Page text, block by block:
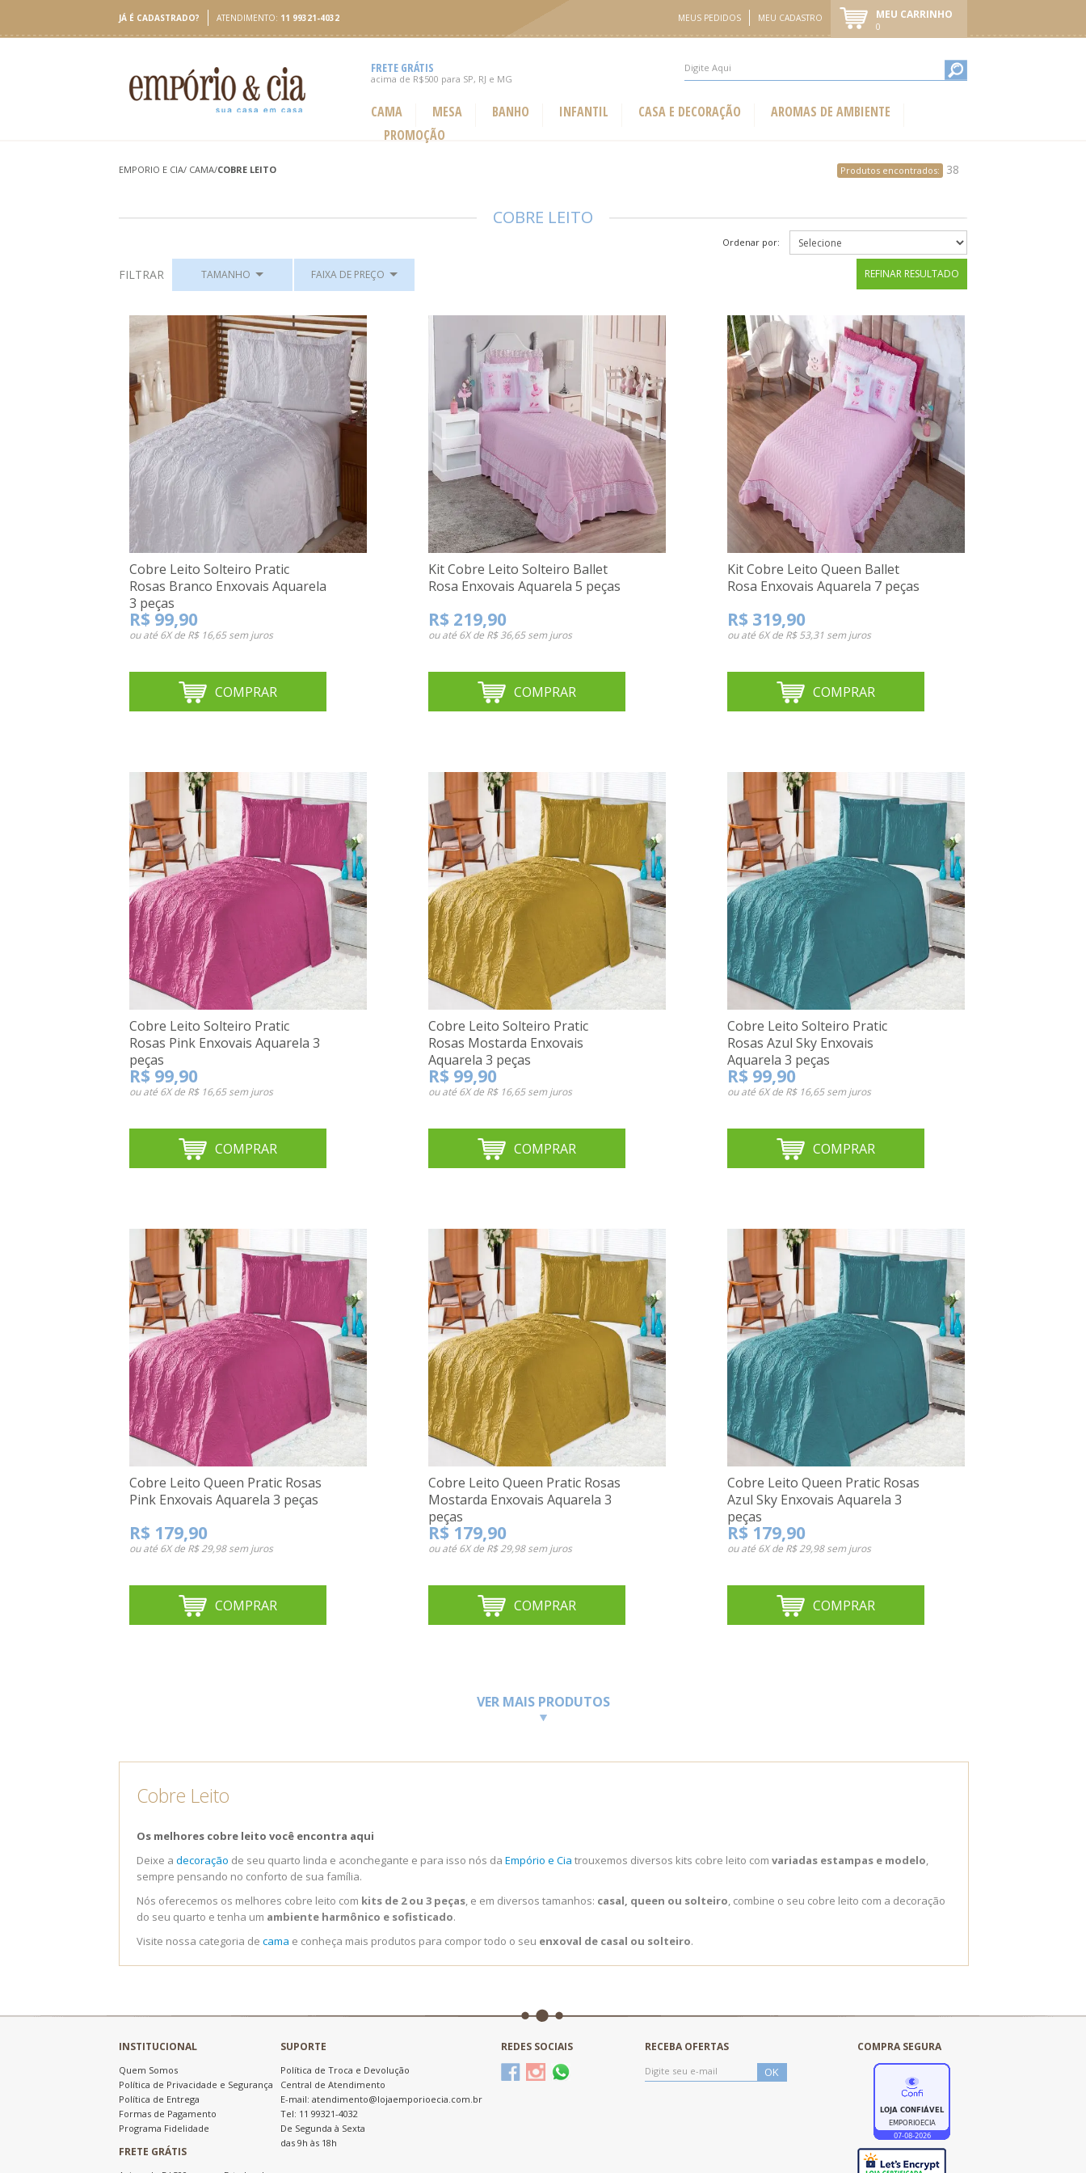
JÁ É CADASTRADO? ATENDIMENTO: 11 99321-4032 MEUS PEDIDOS MEU CADASTRO MEU CARRINHO
0
FRETE GRÁTIS
acima de R$500 para SP, RJ e MG
CAMA MESA BANHO INFANTIL CASA E DECORAÇÃO
AROMAS DE AMBIENTE
PROMOÇÃO
EMPORIO E CIA/ CAMA/COBRE LEITO
COBRE LEITO
FILTRAR REFINAR RESULTADO
TAMANHO FAIXA DE PREÇO
Produtos encontrados: 38
Ordenar por:
Cobre Leito Solteiro Pratic
Rosas Branco Enxovais Aquarela
3 peças
R$ 99,90
ou até 6X de R$ 16,65sem juros
COMPRAR
Kit Cobre Leito Solteiro Ballet
Rosa Enxovais Aquarela 5 peças
R$ 219,90
ou até 6X de R$ 36,65sem juros
COMPRAR
Kit Cobre Leito Queen Ballet
Rosa Enxovais Aquarela 7 peças
R$ 319,90
ou até 6X de R$ 53,31 sem juros
COMPRAR
Cobre Leito Solteiro Pratic
Rosas Pink Enxovais Aquarela 3
peças
R$ 99,90
ou até 6X de R$ 16,65sem juros
COMPRAR
Cobre Leito Solteiro Pratic
Rosas Mostarda Enxovais
Aquarela 3 peças
R$ 99,90
ou até 6X de R$ 16,65sem juros
COMPRAR
Cobre Leito Solteiro Pratic
Rosas Azul Sky Enxovais
Aquarela 3 peças
R$ 99,90
ou até 6X de R$ 16,65sem juros
COMPRAR
Cobre Leito Queen Pratic Rosas
Pink Enxovais Aquarela 3 peças
R$ 179,90
ou até 6X de R$ 29,98sem juros
COMPRAR
Cobre Leito Queen Pratic Rosas
Mostarda Enxovais Aquarela 3
peças
R$ 179,90
ou até 6X de R$ 29,98sem juros
COMPRAR
Cobre Leito Queen Pratic Rosas
Azul Sky Enxovais Aquarela 3
peças
R$ 179,90
ou até 6X de R$ 29,98sem juros
COMPRAR
VER MAIS PRODUTOS
Cobre Leito
Os melhores cobre leito você encontra aqui
Deixe a decoração de seu quarto linda e aconchegante e para isso nós da Empório e Cia trouxemos diversos kits cobre leito com variadas estampas e modelo
sempre pensando no conforto de sua família.
Nós oferecemos os melhores cobre leito com kits de 2 ou 3 peças , e em diversos tamanhos: casal, queen ou solteiro , combine o seu cobre leito com a decoração
do seu quarto e tenha um ambiente harmônico e sofisticado.
Visite nossa categoria de cama e conheça mais produtos para compor todo o seu enxoval de casal ou solteiro.
INSTITUCIONAL
Quem Somos
Política de Privacidade e Segurança
Política de Entrega
Formas de Pagamento
Programa Fidelidade
FRETE GRÁTIS
SUPORTE
Política de Troca e Devolução
Central de Atendimento
E-mail: atendimento@lojaemporioecia.com.br
Tel: 11 99321-4032
De Segunda à Sexta
das 9h às 18h
REDES SOCIAIS RECEBA OFERTAS COMPRA SEGURA